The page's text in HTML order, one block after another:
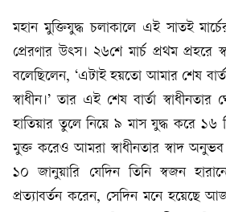
মহান মুক্তিযুদ্ধ চলাকালে এই সাতই
প্রেরণার উৎস। ২৬শে মার্চ প্রথম প্রহরে
বলেছিলেন, ‘এটাই হয়তো আমার শেষ
স্বাধীন।’ তার এই শেষ বার্তা
হাতিয়ার তুলে নিয়ে ৯ মাস যুদ্ধ করে ১৬
মুক্ত করেও আমরা স্বাধীনতার স্বাদ
১০ জানুয়ারি যেদিন তিনি স্বজন
প্রত্যাবর্তন করেন, সেদিন মনে হয়েছে